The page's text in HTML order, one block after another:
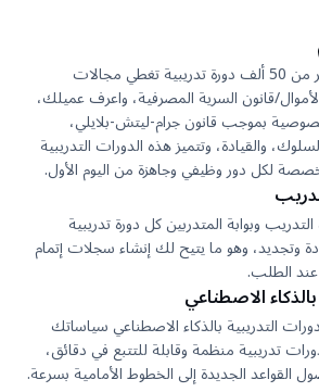
مكتبة تضم أكثر من 50 ألف دورة تدريبية تغطي مجالات
قانون السرية المصرفية، واعرف عميلك،
بموجب قانون جرام-ليتش-بلايلي،
والقيادة، وتتميز هذه الدورات التدريبية
لكل دور وظيفي وجاهزة من اليوم الأول.
التدريب وبوابة المتدربين كل دورة تدريبية
وهو ما يتيح لك إنشاء سجلات إتمام
الطلب.
الاصطناعي
التدريبية بالذكاء الاصطناعي سياساتك
تدريبية منظمة وقابلة للتتبع في دقائق،
القواعد الجديدة إلى الخطوط الأمامية بسرعة.